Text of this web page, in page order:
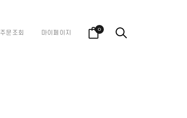
주문조회 마이페이지 0